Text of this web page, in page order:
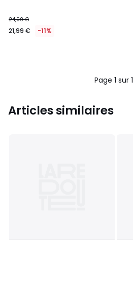
24,90 €
21,99 € -11%
Page 1 sur 1
Articles similaires